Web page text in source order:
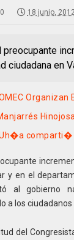
18 junio,
preocupante
ciudadana en
comparti�
y en el
al gobierno
a los ciudadanos
del